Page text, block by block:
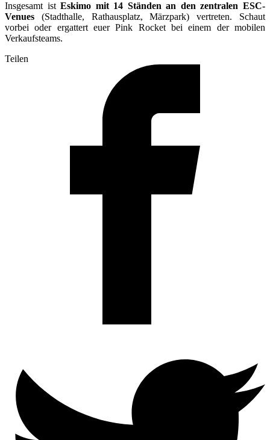
Insgesamt istEskimo mit 14 Ständen an den zentralen ESC-
Venues (Stadthalle, Rathausplatz, Märzpark) vertreten. Schaut
vorbei oder ergattert euer Pink Rocket bei einem der mobilen
Verkaufsteams.
Teilen